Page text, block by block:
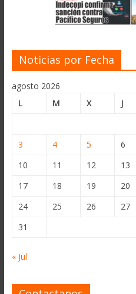
Noticias por Fecha
agosto 2026
L
M X J
3
4 5 6
10
11 12 13
17
18 19 20
24
25 26 27
31
« Jul